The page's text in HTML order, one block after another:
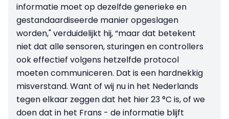
informatie moet op dezelfde generieke en
gestandaardiseerde manier opgeslagen
worden," verduidelijkt hij, “maar dat betekent
niet dat alle sensoren, sturingen en controllers
ook effectief volgens hetzelfde protocol
moeten communiceren. Dat is een hardnekkig
misverstand. Want of wij nu in het Nederlands
tegen elkaar zeggen dat het hier 23 °C is, of we
doen dat in het Frans - de informatie blijft